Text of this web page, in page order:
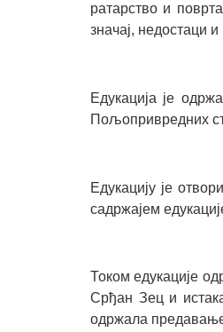
ратарство и
значај, недостаци
Едукација је
Пољопривредних
Едукацију је
садржајем
Током едукације
Срђан Зец и
одржала предавање